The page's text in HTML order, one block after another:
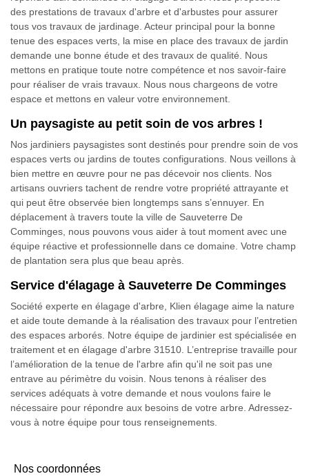
des prestations de travaux d'arbre et d'arbustes pour assurer
tous vos travaux de jardinage. Acteur principal pour la bonne
tenue des espaces verts, la mise en place des travaux de jardin
demande une bonne étude et des travaux de qualité. Nous
mettons en pratique toute notre compétence et nos savoir-faire
pour réaliser de vrais travaux. Nous nous chargeons de votre
espace et mettons en valeur votre environnement.
Un paysagiste au petit soin de vos arbres !
Nos jardiniers paysagistes sont destinés pour prendre soin de vos
espaces verts ou jardins de toutes configurations. Nous veillons à
bien mettre en œuvre pour ne pas décevoir nos clients. Nos
artisans ouvriers tachent de rendre votre propriété attrayante et
qui peut être observée bien longtemps sans s’ennuyer. En
déplacement à travers toute la ville de Sauveterre De
Comminges, nous pouvons vous aider à tout moment avec une
équipe réactive et professionnelle dans ce domaine. Votre champ
de plantation sera plus que beau après.
Service d'élagage à Sauveterre De Comminges
Société experte en élagage d'arbre, Klien élagage aime la nature
et aide toute demande à la réalisation des travaux pour l’entretien
des espaces arborés. Notre équipe de jardinier est spécialisée en
traitement et en élagage d'arbre 31510. L’entreprise travaille pour
l’amélioration de la tenue de l'arbre afin qu'il ne soit pas une
entrave au périmètre du voisin. Nous tenons à réaliser des
services adéquats à votre demande et nous voulons faire le
nécessaire pour répondre aux besoins de votre arbre. Adressez-
vous à notre équipe pour tous renseignements.
Nos coordonnées